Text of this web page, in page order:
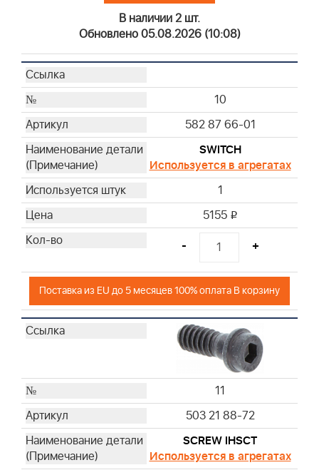
В наличии 2 шт.
Обновлено 05.08.2026 (10:08)
10
582 87 66-01
SWITCH
Используется в агрегатах
1
5155 i
- +
Поставка из EU до 5 месяцев 100% оплата В корзину
11
503 21 88-72
SCREW IHSCT
Используется в агрегатах